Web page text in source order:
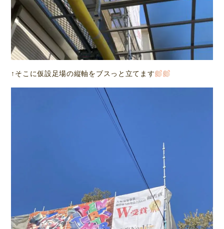
↑そこに仮設足場の縦軸をブスっと立てます